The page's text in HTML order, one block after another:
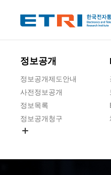
정보공개
정보공개제도안내
사전정보공개
정보목록
정보공개청구